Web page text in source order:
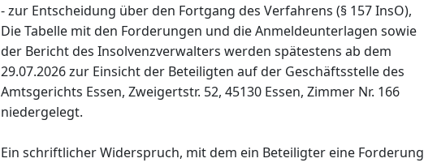
- zur Entscheidung über den Fortgang des Verfahrens (§ 157 InsO),
Die Tabelle mit den Forderungen und die Anmeldeunterlagen sowie
der Bericht des Insolvenzverwalters werden spätestens ab dem
29.07.2026 zur Einsicht der Beteiligten auf der Geschäftsstelle des
Amtsgerichts Essen, Zweigertstr. 52, 45130 Essen, Zimmer Nr. 166
niedergelegt.
Ein schriftlicher Widerspruch, mit dem ein Beteiligter eine Forderung